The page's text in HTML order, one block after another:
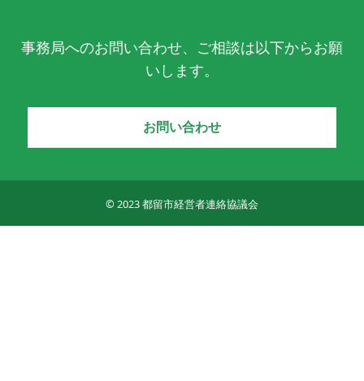
事務局へのお問い合わせ、ご相談は以下からお願
いします。
お問い合わせ
© 2023 都留市経営者連絡協議会